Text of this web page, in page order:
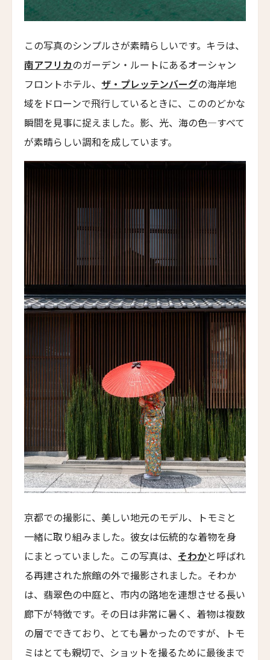
Carneros Resort and Spa
ヴィラ・ベルーノ ホテル＆スパ
Villa Beluno Hotel & Spa
Correntoso Lake & River Hotel
Casa de Uco Vineyards & Wine Resort
カサ・ルシア
Casa Lucia
ケノア・エクスクルーシブ・ビーチ・スパ & リゾ
ート
Kenoa - Exclusive Beach Spa & Resort
エミリアーノ・サンパウロ
Emiliano São Paulo
エミリアーノ・リオ
Emiliano Rio
バラクーダ・ホテル・アンド・ヴィラズ
Barracuda Hotel & Villas
パラッツォ・マンフレディ
Palazzo Manfredi
ヴィラ・スパレッティ・トリヴェッリ
Villa Spalletti Trivelli
ロメオ・ローマ
ROMEO Roma
ザ・ゲーテ・ホテル
The Goethe Hotel
Palm Suite
マーロット・ローマ
Maalot Roma
パラッツォ・ターリア
Palazzo Talìa
マルグッタ 19
Margutta 19
この写真のシンプルさが素晴らしいです。キラは、
南アフリカのガーデン・ルートにあるオーシャン
フロントホテル、ザ・プレッテンバーグの海岸地
域をドローンで飛行しているときに、こののどかな
瞬間を見事に捉えました。影、光、海の色―すべて
が素晴らしい調和を成しています。
京都での撮影に、美しい地元のモデル、トモミと
一緒に取り組みました。彼女は伝統的な着物を身
にまとっていました。この写真は、 そわかと呼ばれ
る再建された旅館の外で撮影されました。そわか
は、翡翠色の中庭と、市内の路地を連想させる長い
廊下が特徴です。その日は非常に暑く、着物は複数
の層でできており、とても暑かったのですが、トモ
ミはとても親切で、ショットを撮るために最後まで
ニュースレター登録
First
First
Eメール*
送信
閉じる